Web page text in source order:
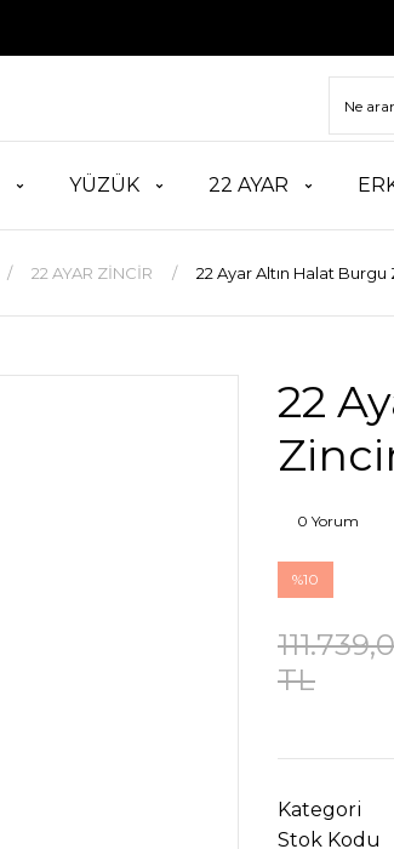
YÜZÜK 22 AYAR
22 AYAR ZİNCİR 22 Ayar Altın Halat Burgu
22
0 Yorum
%10
TL
Kategori
Stok Kodu